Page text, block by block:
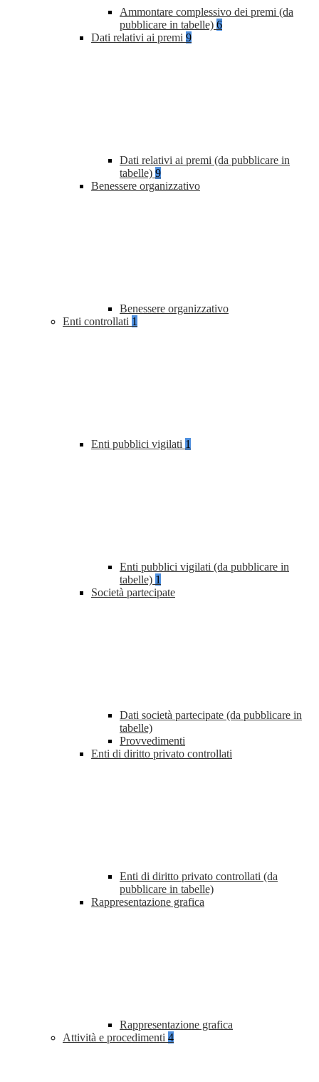
Ammontare complessivo dei premi (da
pubblicare in tabelle) 6
Dati relativi ai premi 9
Dati relativi ai premi (da pubblicare in
tabelle) 9
Benessere organizzativo
Benessere organizzativo
Enti controllati 1
Enti pubblici vigilati 1
Enti pubblici vigilati (da pubblicare in
tabelle) 1
Società partecipate
Dati società partecipate (da pubblicare in
tabelle)
Provvedimenti
Enti di diritto privato controllati
Enti di diritto privato controllati (da
pubblicare in tabelle)
Rappresentazione grafica
Rappresentazione grafica
Attività e procedimenti 4